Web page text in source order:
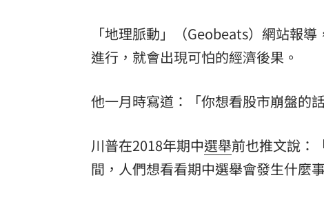
「拍片人的多重宇宙」職涯論壇9/12登場！
理想混蛋號召粉絲跨海追星吃美食！ 18:15
「地理脈動」（Geobeats）網站報
進行，就會出現可怕的經濟後果。
他一月時寫道：「你想看股市崩盤的
川普在2018年期中選舉前也推文說：
間，人們想看看期中選舉會發生什麼